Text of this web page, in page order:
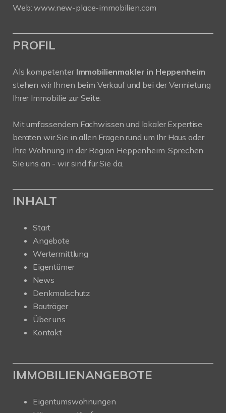
Web:www.new-place-immobilien.com
PROFIL
Als kompetenter Immobilienmakler in Heppenheim
stehen wir Ihnen beim Verkauf und bei der Vermietung
Ihrer Immobilie zur Seite.
Mit umfassendem Fachwissen und lokaler Expertise
beraten wir Sie in allen Fragen rund um Ihr Haus oder
Ihre Wohnung in der Region Heppenheim. Sprechen
Sie uns an - wir sind für Sie da.
INHALT
Start
Angebote
Wertermittlung
Eigentümer
News
Denkmalschutz
Bauträger
Über uns
Kontakt
IMMOBILIENANGEBOTE
Eigentumswohnungen